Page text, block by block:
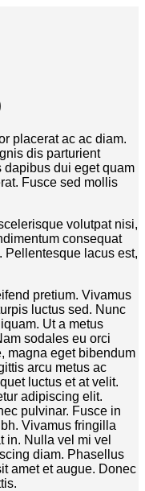
placerat ac ac diam.
dis parturient
dapibus dui eget quam
Fusce sed mollis
volutpat nisi,
consequat
Pellentesque lacus est,
pretium. Vivamus
luctus sed. Nunc
Ut a metus
sodales eu orci
magna eget bibendum
arcu metus ac
luctus et at velit.
adipiscing elit.
pulvinar. Fusce in
Vivamus fringilla
in. Nulla vel mi vel
diam. Phasellus
amet et augue. Donec